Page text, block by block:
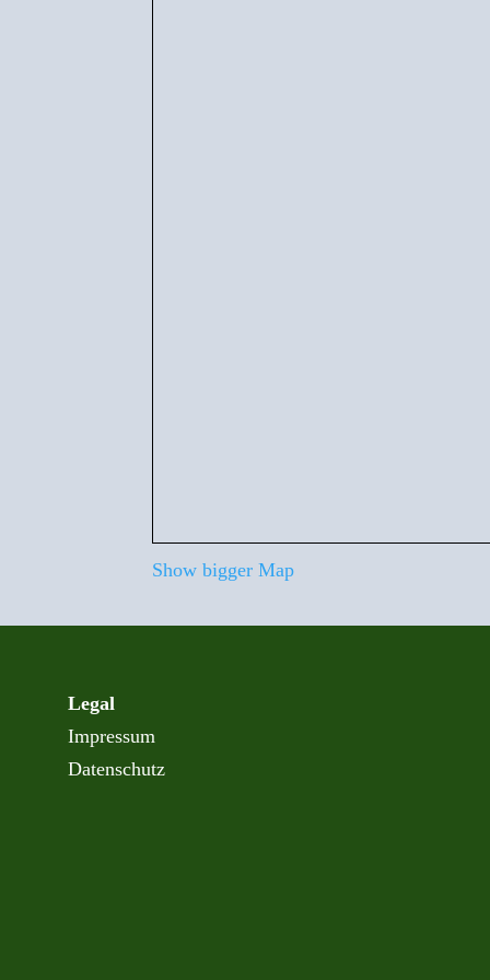
Show bigger Map
Legal
Impressum
Datenschutz